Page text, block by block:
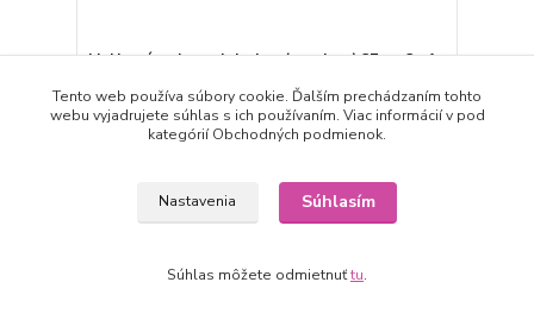
Liatinový wok s pokrievkou (panvicou) 37 cm 3 v 1
110,00 EUR/ks expedícia 3-5 dní
Pridať do košíka
Tento web používa súbory cookie. Ďalším prechádzaním tohto
webu vyjadrujete súhlas s ich používaním. Viac informácií v pod
kategórií Obchodných podmienok.
Nastavenia Súhlasím
Súhlas môžete odmietnuťtu.